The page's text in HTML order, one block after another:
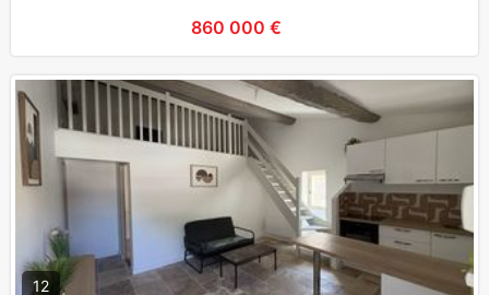
860 000 €
12